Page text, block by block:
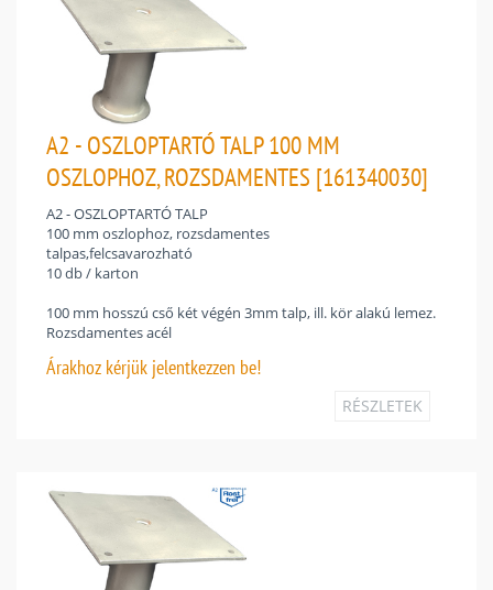
A2 - OSZLOPTARTÓ TALP 100 MM
OSZLOPHOZ, ROZSDAMENTES [161340030]
A2 - OSZLOPTARTÓ TALP
100 mm oszlophoz, rozsdamentes
talpas,felcsavarozható
10 db / karton
100 mm hosszú cső két végén 3mm talp, ill. kör alakú lemez.
Rozsdamentes acél
Árakhoz kérjük jelentkezzen be!
RÉSZLETEK